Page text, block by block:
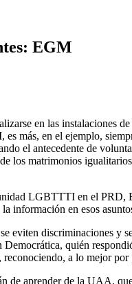
EGM
en las instalaciones
más, en el ejemplo,
el antecedente de
los matrimonios
LGBTTTI en el
información en esos
discriminaciones y
quién
a lo mejor
aprender de la UAA,